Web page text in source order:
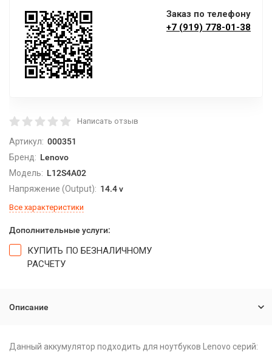
Заказ по телефону
+7 (919) 778-01-38
Написать отзыв
Артикул: 000351
Бренд: Lenovo
Модель: L12S4A02
Напряжение (Output): 14.4 v
Все характеристики
Дополнительные услуги:
КУПИТЬ ПО БЕЗНАЛИЧНОМУ
РАСЧЕТУ
Описание
Данный аккумулятор подходить для ноутбуков Lenovo серий: